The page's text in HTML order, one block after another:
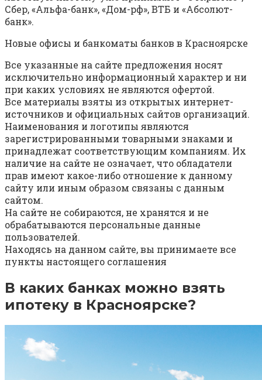
Сбер, «Альфа-банк», «Дом-рф», ВТБ и «Абсолют-
банк».
Новые офисы и банкоматы банков в Красноярске
Все указанные на сайте предложения носят
исключительно информационный характер и ни
при каких условиях не являются офертой.
Все материалы взяты из открытых интернет-
источников и официальных сайтов организаций.
Наименования и логотипы являются
зарегистрированными товарными знаками и
принадлежат соответствующим компаниям. Их
наличие на сайте не означает, что обладатели
прав имеют какое-либо отношение к данному
сайту или иным образом связаны с данным
сайтом.
На сайте не собираются, не хранятся и не
обрабатываются персональные данные
пользователей.
Находясь на данном сайте, вы принимаете все
пункты настоящего соглашения
В каких банках можно взять
ипотеку в Красноярске?